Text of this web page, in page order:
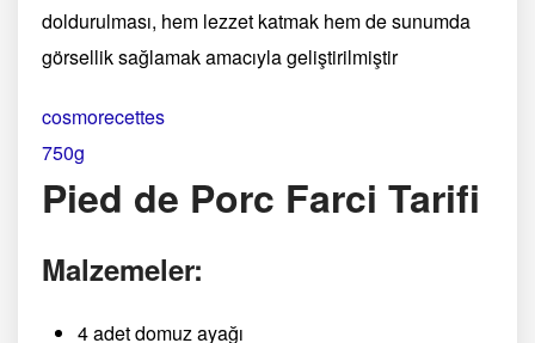
doldurulması, hem lezzet katmak hem de sunumda
görsellik sağlamak amacıyla geliştirilmiştir​
cosmorecettes
750g
Pied de Porc Farci Tarifi
Malzemeler:
4 adet domuz ayağı